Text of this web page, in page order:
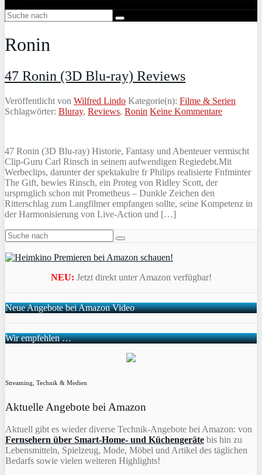
Ronin
47 Ronin (3D Blu-ray) Reviews
Veröffentlicht von Wilfred Lindo Kategorie(n): Filme & Serien
Schlagwörter: Bluray, Reviews, Ronin Keine Kommentare
47 Ronin (3D Blu-ray) Historie, Fantasy und Abenteuer vermischt
Clip-Guru Carl Rinsch in seinem aufwendigen Regiedebt.Mit
Werbeclips, darunter der spektakulre fr Philips realisierte Fnfminter
The Gift, bewies Rinsch, ein Proteg von Ridley Scott, der
ursprnglich schon mit Prometheus – Dunkle Zeichen den
Ritterschlag zum Langfilmer empfangen sollte, seine Kompetenz in
der Harmonisierung von Live-Action und […]
NEU: Jetzt direkt unter Amazon verfügbar!
Neue Angebote bei Amazon Video
Wir empfehlen …
Streaming, Technik & Medien
Aktuelle Angebote bei Amazon
Aktuell gibt es wieder diverse Technik-Angebote bei Amazon: von
Fernsehern über Smart-Home- und Küchengeräte bis hin zu
Lebensmitteln, Spielzeug, Mode, Möbel und Artikel des täglichen
Bedarfs sowie vielen weiteren Highlights!